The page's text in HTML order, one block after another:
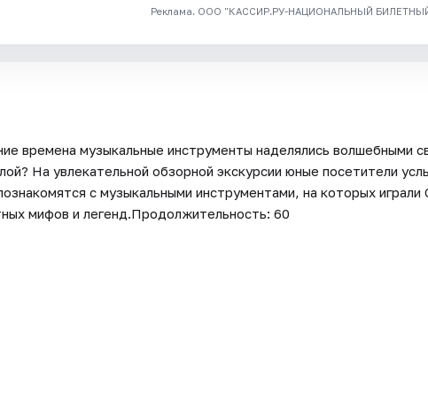
Реклама. ООО "КАССИР.РУ-НАЦИОНАЛЬНЫЙ БИЛЕТНЫЙ
времена музыкальные инструменты наделялись волшебными
На увлекательной обзорной экскурсии юные посетители
с музыкальными инструментами, на которых
мифов и легенд.Продолжительность: 60